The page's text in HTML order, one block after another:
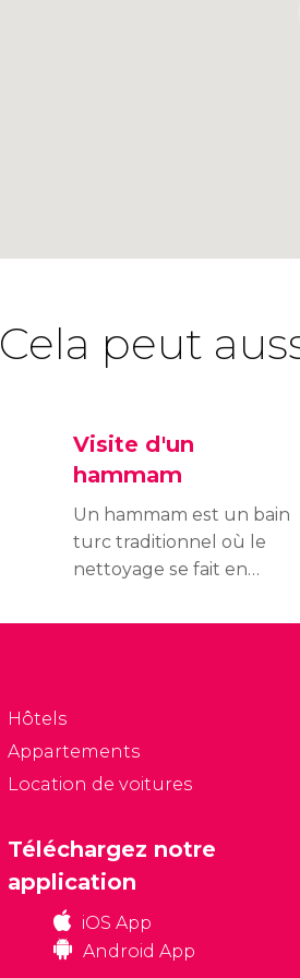
Cela peut
Visite d'un
hammam
Un hammam est un bain
turc traditionnel où le
nettoyage se fait en
de la vapeur et de
Hôtels
Appartements
Location de voitures
Téléchargez notre
application
iOS App
Android App